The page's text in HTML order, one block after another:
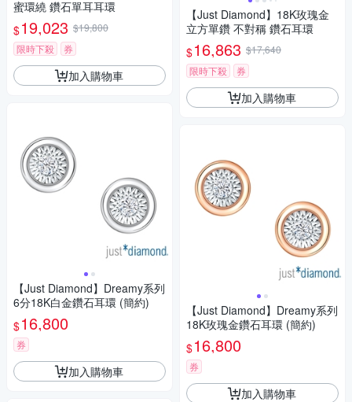
蜜環繞 鑽石單耳耳環
$19,023 $19,800
限時下殺
券
加入購物車
【Just Diamond】Dreamy系列
6分18K白金鑽石耳環 (簡約)
$16,800
券
加入購物車
【Just Diamond】18K玫瑰金
立方單鑽 不對稱 鑽石耳環
$16,863 $17,640
限時下殺
券
加入購物車
【Just Diamond】Dreamy系列
18K玫瑰金鑽石耳環 (簡約)
$16,800
券
加入購物車